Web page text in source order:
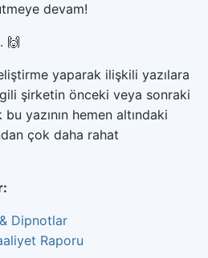
devam!
🙌
yaparak ilişkili yazılara
şirketin önceki veya sonraki
yazının hemen altındaki
çok daha rahat
Dipnotlar
Raporu